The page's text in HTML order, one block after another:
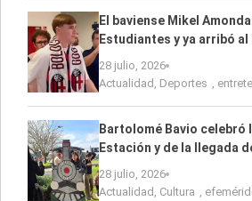
El baviense Mikel
Estudiantes y ya arribó al
28 julio, 2026
Actualidad Deportes
Bartolomé Bavio celebró
Estación y de la llegada
28 julio, 2026
Actualidad Cultura